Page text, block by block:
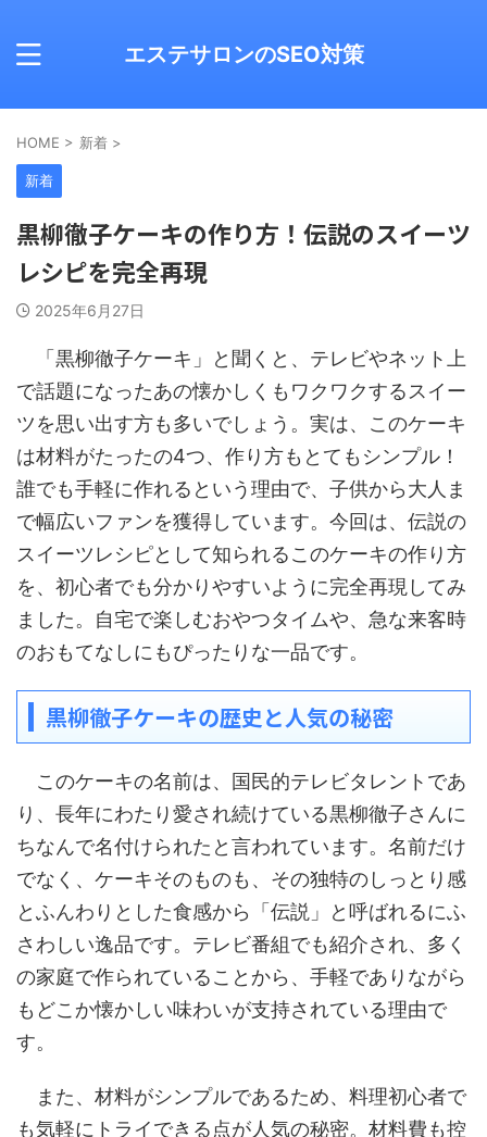
エステサロンのSEO対策
HOME > 新着 >
新着
黒柳徹子ケーキの作り方！伝説のスイーツ
レシピを完全再現
2025年6月27日
「黒柳徹子ケーキ」と聞くと、テレビやネット上
で話題になったあの懐かしくもワクワクするスイー
ツを思い出す方も多いでしょう。実は、このケーキ
は材料がたったの4つ、作り方もとてもシンプル！
誰でも手軽に作れるという理由で、子供から大人ま
で幅広いファンを獲得しています。今回は、伝説の
スイーツレシピとして知られるこのケーキの作り方
を、初心者でも分かりやすいように完全再現してみ
ました。自宅で楽しむおやつタイムや、急な来客時
のおもてなしにもぴったりな一品です。
黒柳徹子ケーキの歴史と人気の秘密
このケーキの名前は、国民的テレビタレントであ
り、長年にわたり愛され続けている黒柳徹子さんに
ちなんで名付けられたと言われています。名前だけ
でなく、ケーキそのものも、その独特のしっとり感
とふんわりとした食感から「伝説」と呼ばれるにふ
さわしい逸品です。テレビ番組でも紹介され、多く
の家庭で作られていることから、手軽でありながら
もどこか懐かしい味わいが支持されている理由で
す。
また、材料がシンプルであるため、料理初心者で
も気軽にトライできる点が人気の秘密。材料費も控